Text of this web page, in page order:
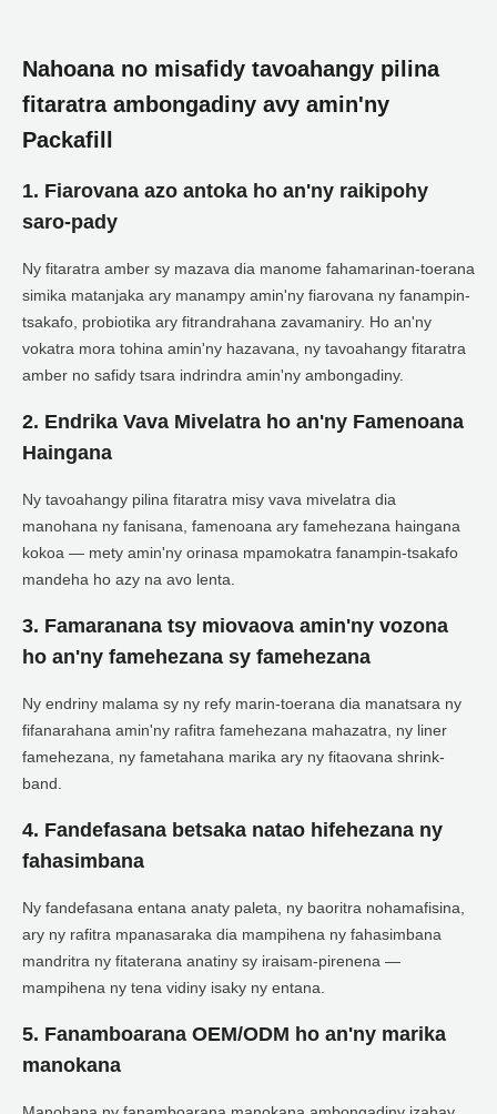
Nahoana no misafidy tavoahangy pilina
fitaratra ambongadiny avy amin'ny
Packafill
1. Fiarovana azo antoka ho an'ny raikipohy
saro-pady
Ny fitaratra amber sy mazava dia manome fahamarinan-toerana
simika matanjaka ary manampy amin'ny fiarovana ny fanampin-
tsakafo, probiotika ary fitrandrahana zavamaniry. Ho an'ny
vokatra mora tohina amin'ny hazavana, ny tavoahangy fitaratra
amber no safidy tsara indrindra amin'ny ambongadiny.
2. Endrika Vava Mivelatra ho an'ny Famenoana
Haingana
Ny tavoahangy pilina fitaratra misy vava mivelatra dia
manohana ny fanisana, famenoana ary famehezana haingana
kokoa — mety amin'ny orinasa mpamokatra fanampin-tsakafo
mandeha ho azy na avo lenta.
3. Famaranana tsy miovaova amin'ny vozona
ho an'ny famehezana sy famehezana
Ny endriny malama sy ny refy marin-toerana dia manatsara ny
fifanarahana amin'ny rafitra famehezana mahazatra, ny liner
famehezana, ny fametahana marika ary ny fitaovana shrink-
band.
4. Fandefasana betsaka natao hifehezana ny
fahasimbana
Ny fandefasana entana anaty paleta, ny baoritra nohamafisina,
ary ny rafitra mpanasaraka dia mampihena ny fahasimbana
mandritra ny fitaterana anatiny sy iraisam-pirenena —
mampihena ny tena vidiny isaky ny entana.
5. Fanamboarana OEM/ODM ho an'ny marika
manokana